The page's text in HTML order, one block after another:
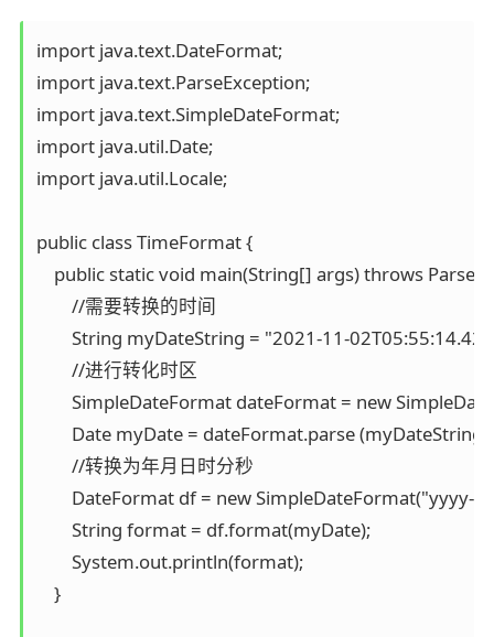
import java.text.DateFormat;
import java.text.ParseException;
import java.text.SimpleDateFormat;
import java.util.Date;
import java.util.Locale;
public class TimeFormat {
public static void main(String[] args) throws
        //需要转换的时间
String myDateString = "2021-11-
        //进行转化时区
SimpleDateFormat dateFormat = new
Date myDate = dateFormat.parse
        //转换为年月日时分秒
DateFormat df = new
        String format = df.format(myDate);
        System.out.println(format);
    }